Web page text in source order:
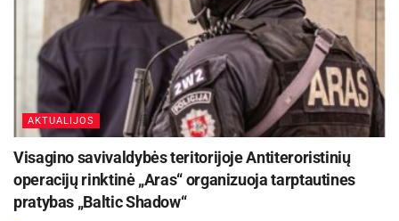
AKTUALIJOS
Visagino savivaldybės teritorijoje Antiteroristinių
operacijų rinktinė „Aras“ organizuoja tarptautines
pratybas „Baltic Shadow“